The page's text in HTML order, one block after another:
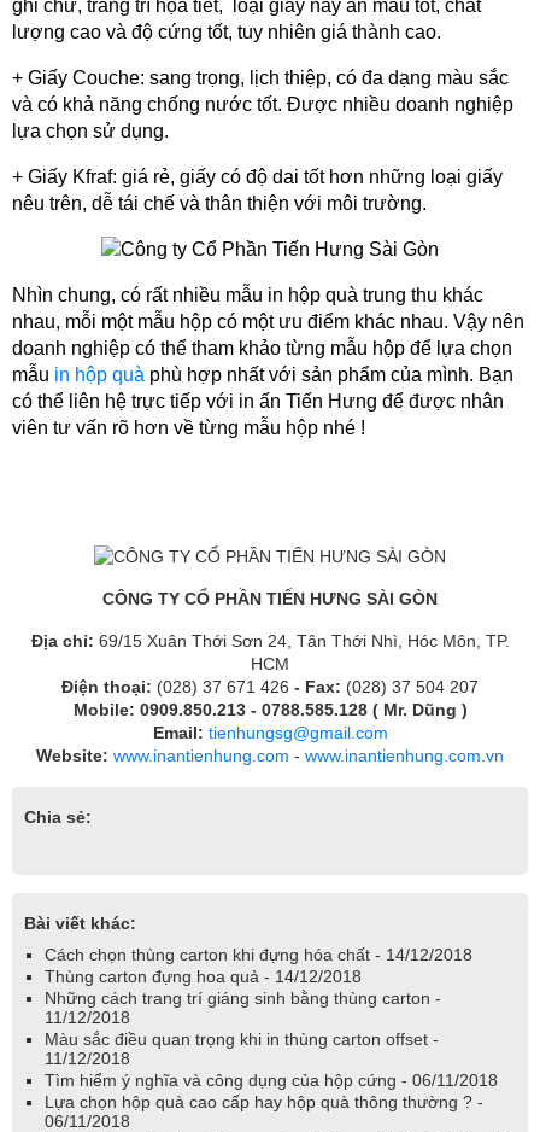
ghi chữ, trang trí họa tiết,  loại giấy này ăn màu tốt, chất
lượng cao và độ cứng tốt, tuy nhiên giá thành cao.
+ Giấy Couche: sang trọng, lịch thiệp, có đa dạng màu sắc
và có khả năng chống nước tốt. Được nhiều doanh nghiệp
lựa chọn sử dụng.
+ Giấy Kfraf: giá rẻ, giấy có độ dai tốt hơn những loại giấy
nêu trên, dễ tái chế và thân thiện với môi trường.
Nhìn chung, có rất nhiều mẫu in hộp quà trung thu khác
nhau, mỗi một mẫu hộp có một ưu điểm khác nhau. Vậy nên
doanh nghiệp có thể tham khảo từng mẫu hộp để lựa chọn
mẫu in hộp quà phù hợp nhất với sản phẩm của mình. Bạn
có thể liên hệ trực tiếp với in ấn Tiến Hưng để được nhân
viên tư vấn rõ hơn về từng mẫu hộp nhé !
CÔNG TY CỔ PHẦN TIẾN HƯNG SÀI GÒN
Địa chỉ: 69/15 Xuân Thới Sơn 24, Tân Thới Nhì, Hóc Môn, TP.
HCM
Điện thoại: (028) 37 671 426 - Fax: (028) 37 504 207
Mobile: 0909.850.213 - 0788.585.128 ( Mr. Dũng )
Email: tienhungsg@gmail.com
Website: www.inantienhung.com - www.inantienhung.com.vn
Chia sẻ:
Bài viết khác:
Cách chọn thùng carton khi đựng hóa chất - 14/12/2018
Thùng carton đựng hoa quả - 14/12/2018
Những cách trang trí giáng sinh bằng thùng carton -
11/12/2018
Màu sắc điều quan trọng khi in thùng carton offset -
11/12/2018
Tìm hiểm ý nghĩa và công dụng của hộp cứng - 06/11/2018
Lựa chọn hộp quà cao cấp hay hộp quà thông thường ? -
06/11/2018